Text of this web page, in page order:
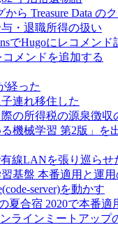
から Treasure Data
・退職所得の扱い
でHugoにレコメンド
メンドを追加する
経った
連れ移住した
の所得税の源泉徴収
機械学習 第2版」を
線LANを張り巡らせ
基盤 本番適用と運
server)を動かす
夏合宿 2020で本番
ラインミートアップ